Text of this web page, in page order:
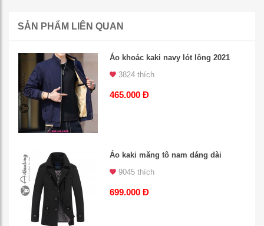
SẢN PHẨM LIÊN QUAN
Áo khoác kaki navy lót lông 2021
3824 thích
465.000 Đ
Áo kaki măng tô nam dáng dài
9045 thích
699.000 Đ